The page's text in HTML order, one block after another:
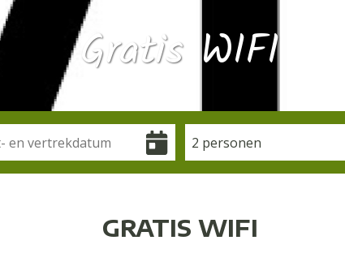
Gratis WIFI
2 personen
GRATIS WIFI